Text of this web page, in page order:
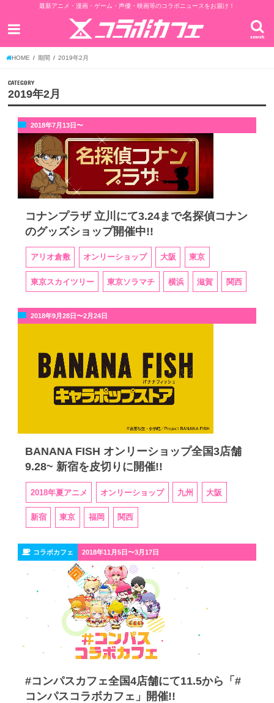
最新アニメ・漫画・ゲーム・声優・映画等のコラボニュースをお届け！
search
HOME 期間 2019年2月
CATEGORY
2019年2月
2018年7月13日〜
コナンプラザ 立川にて3.24まで名探偵コナン
のグッズショップ開催中!!
アリオ倉敷 オンリーショップ 大阪 東京
東京スカイツリー 東京ソラマチ 横浜 滋賀 関西
2018年9月28日〜2月24日
BANANA FISH オンリーショップ全国3店舗
9.28~ 新宿を皮切りに開催!!
2018年夏アニメ オンリーショップ 九州 大阪
新宿 東京 福岡 関西
コラボカフェ 2018年11月5日〜3月17日
#コンパスカフェ全国4店舗にて11.5から「#
コンパスコラボカフェ」開催!!